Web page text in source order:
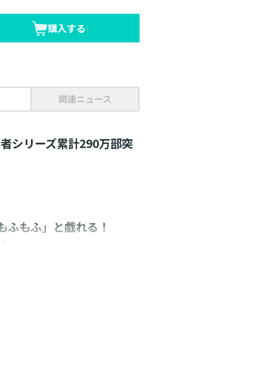
購入する
関連ニュース
シリーズ累計290万部突
ふもふ」と戯れる！
収録！